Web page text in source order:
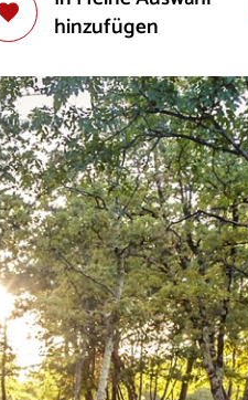
hinzufügen